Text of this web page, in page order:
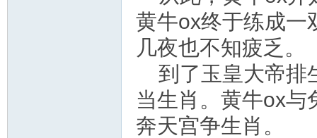
黄牛ox终于练成一
几夜也不知疲乏。
到了玉皇大帝排
当生肖。黄牛ox与
奔天宫争生肖。